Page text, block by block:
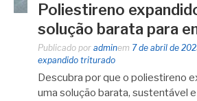
Poliestireno
solução barata para
Publicado por adminem 7 de abril de
expandido triturado
Descubra por que o poliestireno
uma solução barata, sustentável